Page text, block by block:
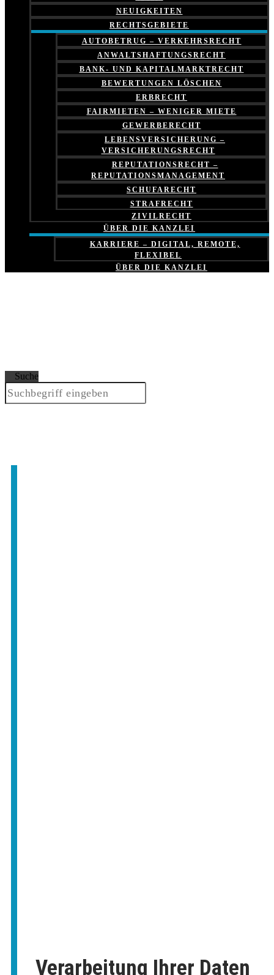
NEUIGKEITEN
RECHTSGEBIETE
AUTOBETRUG – VERKEHRSRECHT
ANWALTSHAFTUNGSRECHT
BANK- UND KAPITALMARKTRECHT
BEWERTUNGEN LÖSCHEN
ERBRECHT
FAIRMIETEN – WENIGER MIETE
GEWERBERECHT
LEBENSVERSICHERUNG –
VERSICHERUNGSRECHT
REPUTATIONSRECHT –
REPUTATIONSMANAGEMENT
SCHUFARECHT
STRAFRECHT
ZIVILRECHT
ÜBER DIE KANZLEI
KARRIERE – DIGITAL, REMOTE,
FLEXIBEL
ÜBER DIE KANZLEI
Suche
Verarbeitung Ihrer Daten